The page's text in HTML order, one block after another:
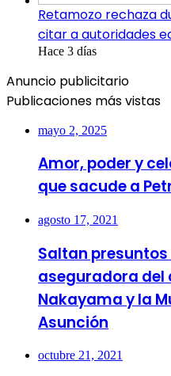
Retamozo rechaza
citar a autoridades
Hace 3 días
Anuncio publicitario
Publicaciones más vistas
mayo 2, 2025
Amor, poder y
que sacude a
agosto 17, 2021
Saltan
aseguradora del
Nakayama y la
Asunción
octubre 21, 2021